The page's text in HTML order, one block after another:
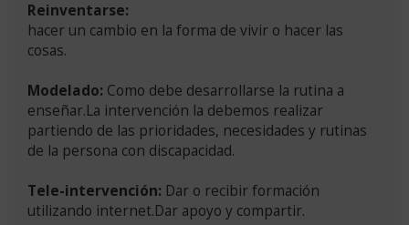
Reinventarse:
hacer un cambio en la forma de vivir o hacer las
cosas.
Modelado: Como debe desarrollarse la rutina a
enseñar.La intervención la debemos realizar
partiendo de las prioridades, necesidades y rutinas
de la persona con discapacidad.
Tele-intervención: Dar o recibir formación
utilizando internet.Dar apoyo y compartir.